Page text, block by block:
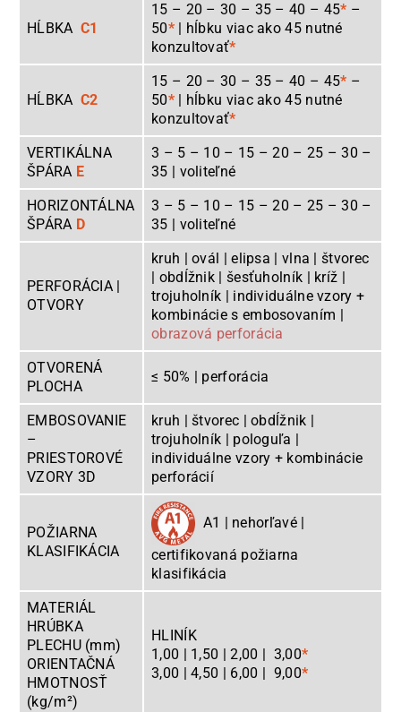
HĹBKAC1
15 – 20 – 30 – 35 – 40 – 45* –
50*| hĺbku viac ako 45 nutné
konzultovať*
HĹBKAC2
15 – 20 – 30 – 35 – 40 – 45* –
50*| hĺbku viac ako 45 nutné
konzultovať*
VERTIKÁLNA
ŠPÁRA E
3 – 5 – 10 – 15 – 20 – 25 – 30 –
35 | voliteľné
HORIZONTÁLNA
ŠPÁRA D
3 – 5 – 10 – 15 – 20 – 25 – 30 –
35 | voliteľné
PERFORÁCIA |
OTVORY
kruh | ovál | elipsa | vlna | štvorec
| obdĺžnik | šesťuholník | kríž |
trojuholník | individuálne vzory +
kombinácie s embosovaním |
obrazová perforácia
OTVORENÁ
PLOCHA
≤ 50% | perforácia
EMBOSOVANIE
–
PRIESTOROVÉ
VZORY 3D
kruh | štvorec | obdĺžnik |
trojuholník | pologuľa |
individuálne vzory + kombinácie
perforácií
POŽIARNA
KLASIFIKÁCIA
A1 | nehorľavé |
certifikovaná požiarna
klasifikácia
MATERIÁL
HRÚBKA
PLECHU (mm)
ORIENTAČNÁ
HMOTNOSŤ
(kg/m²)
HLINÍK
1,00 | 1,50 | 2,00 | 3,00*
3,00 | 4,50 | 6,00 | 9,00*